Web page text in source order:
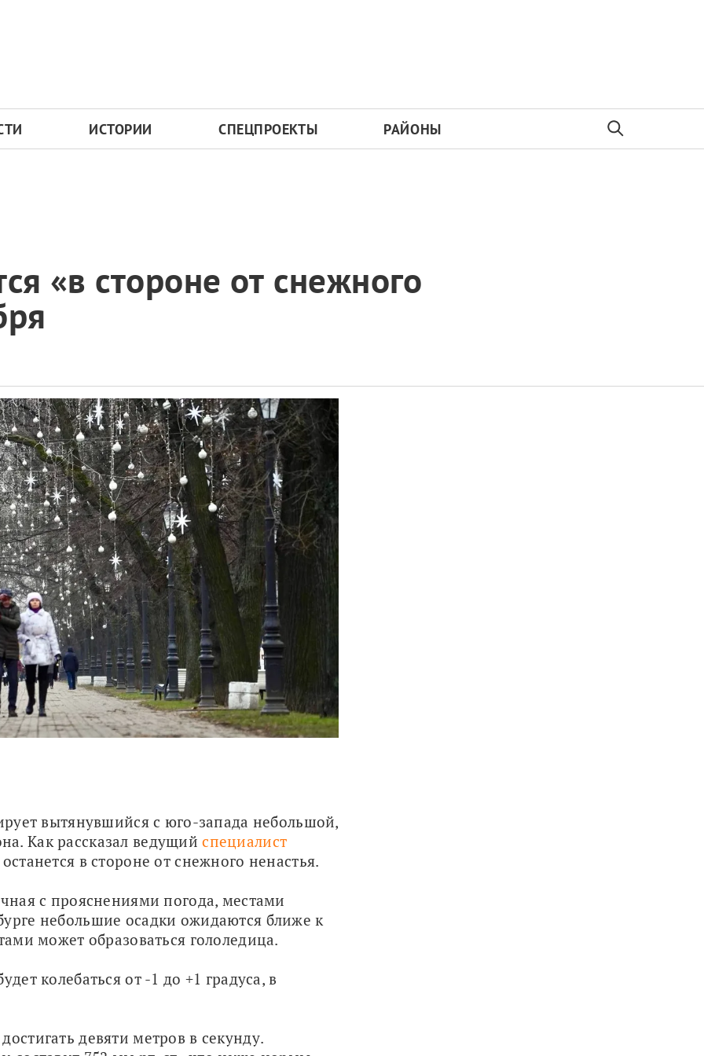
ИСТОРИИ СПЕЦПРОЕКТЫ РАЙОНЫ
«в стороне от снежного
вытянувшийся с юго-запада небольшой,
Как рассказал ведущий специалист
в стороне от снежного ненастья.
с прояснениями погода, местами
небольшие осадки ожидаются ближе к
может образоваться гололедица.
колебаться от -1 до +1 градуса, в
девяти метров в секунду.